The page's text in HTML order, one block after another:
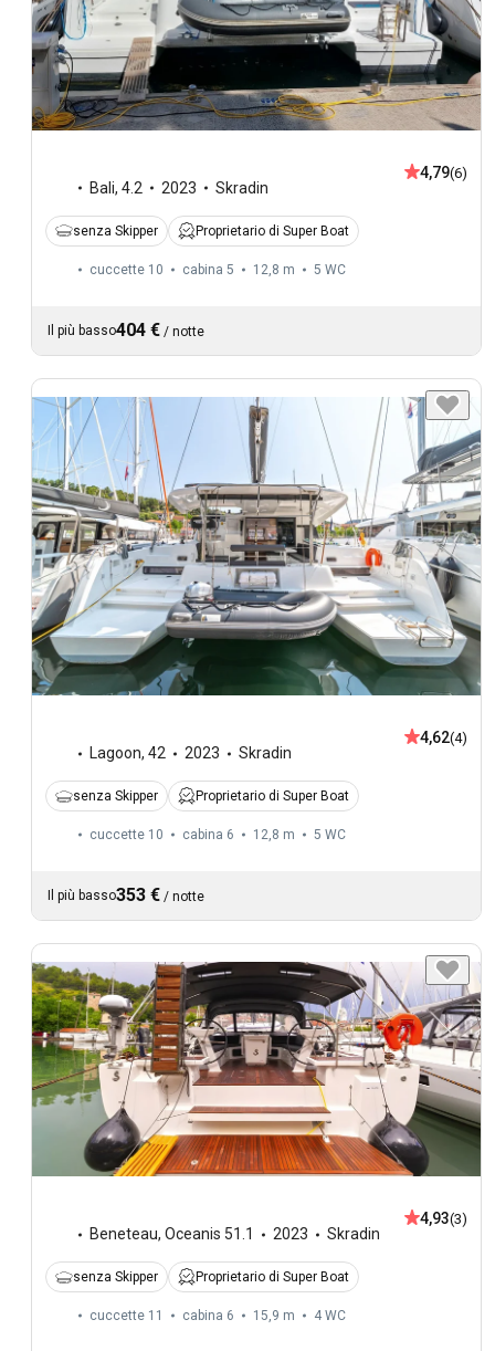
Bali, 4.2 2023 Skradin
4,79(6)
senza Skipper Proprietario di Super Boat
cuccette 10 cabina 5 12,8 m 5 WC
Il più basso404 € / notte
Lagoon, 42 2023 Skradin
4,62(4)
senza Skipper Proprietario di Super Boat
cuccette 10 cabina 6 12,8 m 5 WC
Il più basso353 € / notte
Beneteau, Oceanis 51.1 2023 Skradin
4,93(3)
senza Skipper Proprietario di Super Boat
cuccette 11 cabina 6 15,9 m 4 WC